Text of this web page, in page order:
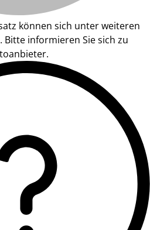
können sich unter weiteren
informieren Sie sich zu